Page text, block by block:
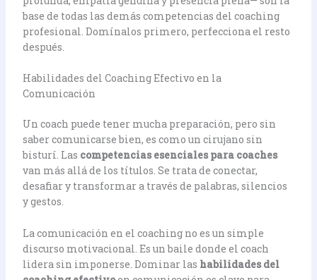
base de todas las demás competencias del coaching
profesional. Domínalos primero, perfecciona el resto
después.
Habilidades del Coaching Efectivo en la
Comunicación
Un coach puede tener mucha preparación, pero sin
saber comunicarse bien, es como un cirujano sin
bisturí. Las competencias esenciales para coaches
van más allá de los títulos. Se trata de conectar,
desafiar y transformar a través de palabras, silencios
y gestos.
La comunicación en el coaching no es un simple
discurso motivacional. Es un baile donde el coach
lidera sin imponerse. Dominar las habilidades del